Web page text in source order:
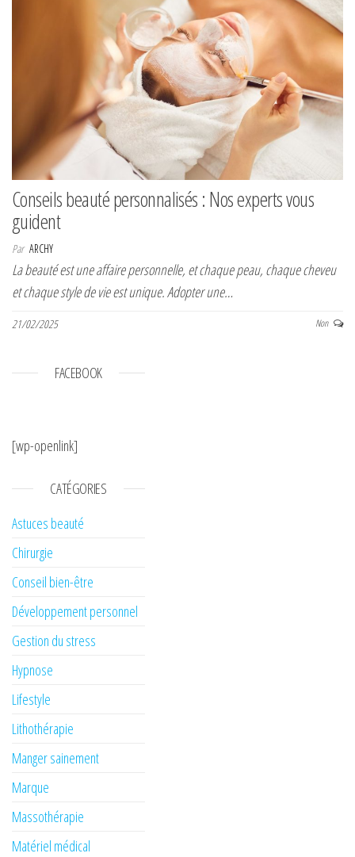
Conseils beauté personnalisés : Nos experts vous
guident
Par ARCHY
La beauté est une affaire personnelle, et chaque peau, chaque cheveu
et chaque style de vie est unique. Adopter une…
21/02/2025 Non
FACEBOOK
[wp-openlink]
CATÉGORIES
Astuces beauté
Chirurgie
Conseil bien-être
Développement personnel
Gestion du stress
Hypnose
Lifestyle
Lithothérapie
Manger sainement
Marque
Massothérapie
Matériel médical